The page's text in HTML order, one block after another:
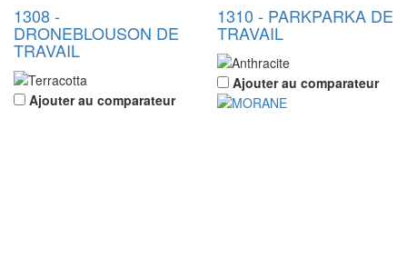
1308-
DRONEBLOUSON DE
TRAVAIL
Ajouter au comparateur
1310 - PARKPARKA DE
TRAVAIL
Ajouter au comparateur